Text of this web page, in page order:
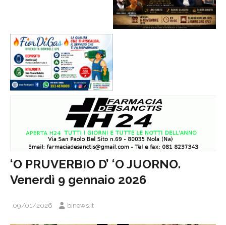
‘O PRUVERBIO D’ ‘O JUORNO.
Venerdì 9 gennaio 2026
09/01/2026 binews.it